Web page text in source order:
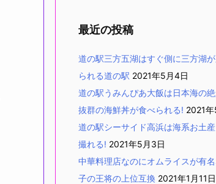
最近の投稿
道の駅三方五湖はすぐ側に三方湖
られる道の駅 2021年5月4日
道の駅うみんぴあ大飯は日本海の
抜群の海鮮丼が食べられる! 2021
道の駅シーサイド高浜は海系お土
撮れる! 2021年5月3日
中華料理店なのにオムライスが有
子の王将の上位互換 2021年1月11日